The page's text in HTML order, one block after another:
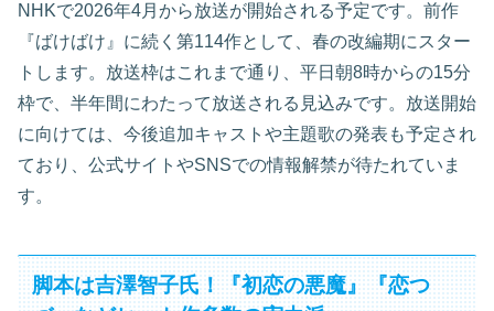
NHKで2026年4月から放送が開始される予定です。前作
『ばけばけ』に続く第114作として、春の改編期にスター
トします。放送枠はこれまで通り、平日朝8時からの15分
枠で、半年間にわたって放送される見込みです。放送開始
に向けては、今後追加キャストや主題歌の発表も予定され
ており、公式サイトやSNSでの情報解禁が待たれていま
す。
脚本は吉澤智子氏！『初恋の悪魔』『恋つ